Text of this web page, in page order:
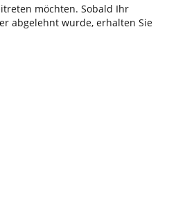
möchten. Sobald Ihr
abgelehnt wurde, erhalten Sie